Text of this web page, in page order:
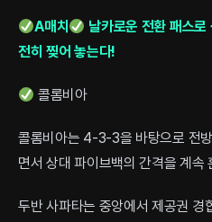
A매치
날카로운 전환 패스
전히 찢어 놓는다!
콜롬비아
콜롬비아는 4-3-3을 바탕으로 전
면서 상대 파이브백의 간격을 계속
두반 사파타는 중앙에서 제공권 경